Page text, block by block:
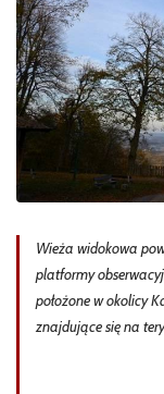
Wieża widokowa
platformy
położone w okolicy
znajdujące się na